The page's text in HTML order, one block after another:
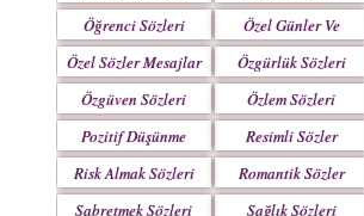
Öğrenci Sözleri
Özel Günler Ve
Haftalar
Özel Sözler Mesajlar
Özgürlük Sözleri
Özgüven Sözleri
Özlem Sözleri
Pozitif Düşünme
Sözleri
Resimli Sözler
Risk Almak Sözleri
Romantik Sözler
Sabretmek Sözleri
Sağlık Sözleri